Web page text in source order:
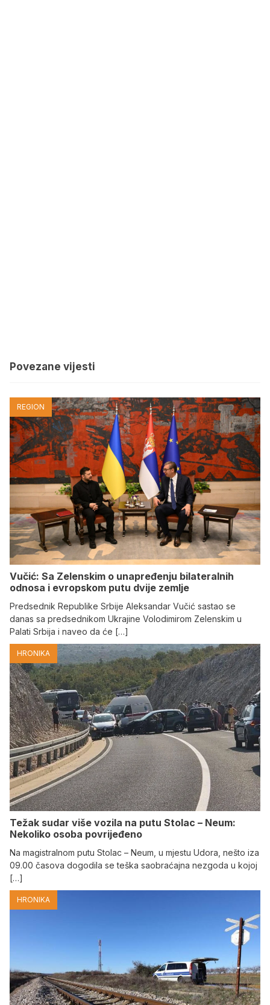
Povezane vijesti
REGION
Vučić: Sa Zelenskim o unapređenju bilateralnih
odnosa i evropskom putu dvije zemlje
Predsednik Republike Srbije Aleksandar Vučić sastao se
danas sa predsednikom Ukrajine Volodimirom Zelenskim u
Palati Srbija i naveo da će […]
HRONIKA
Težak sudar više vozila na putu Stolac – Neum:
Nekoliko osoba povrijeđeno
Na magistralnom putu Stolac – Neum, u mjestu Udora, nešto iza
09.00 časova dogodila se teška saobraćajna nezgoda u kojoj
[…]
HRONIKA